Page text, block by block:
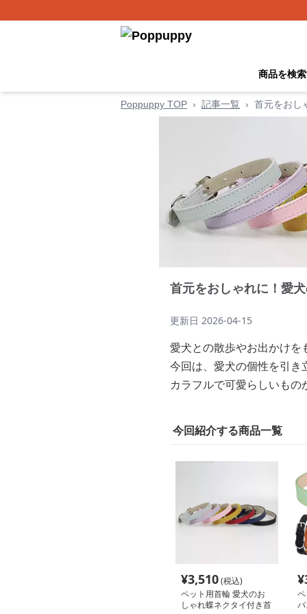
商品を検
Poppuppy TOP › 記事一覧 › 首元をおし
首元をおしゃれに！愛
更新日 2026-04-15
愛犬との散歩やお出かけ
今回は、愛犬の個性を引
カラフルで可愛らしいも
今回紹介する商品一覧
¥3,510(税込)
ペット用首輪 愛犬のお
しゃれ蝶ネクタイ付き首
¥